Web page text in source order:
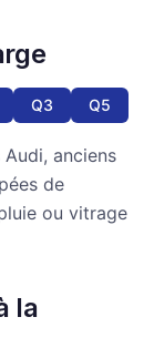
Q3 Q5
anciens
de
ou vitrage
la